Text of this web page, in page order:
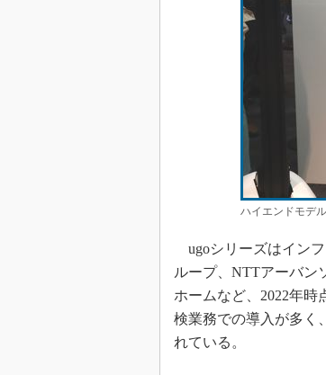
ハイエンドモデ
ugoシリーズはイン
ループ、NTTアーバン
ホームなど、2022年時
検業務での導入が多く
れている。